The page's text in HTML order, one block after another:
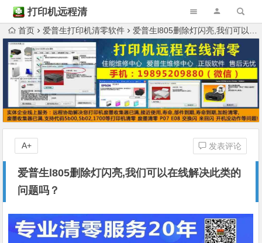
打印机远程清
零首页 爱普生打印机清零软件 爱普生l805删除灯闪亮,我们可以在线解决此类的问题吗？
爱普生l805删除灯闪亮,我们可以在线解决此类的
问题吗？
发表评论
A+